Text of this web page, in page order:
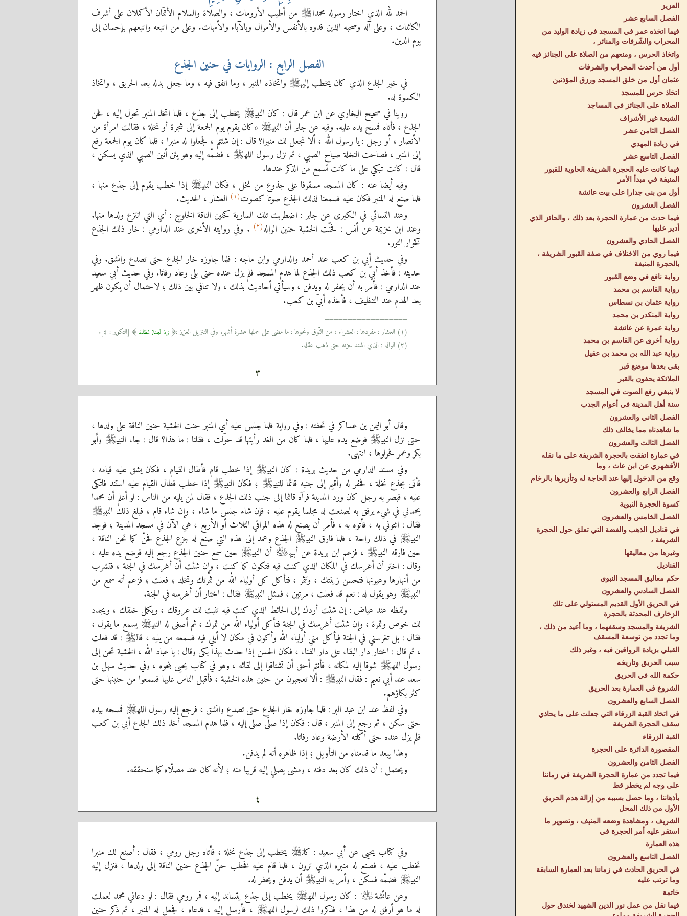
العزيز
الفصل السابع عشر
فيما اتخذه عمر في المسجد في زيادة الوليد من
المحراب والشّرفات والمنائر ،
واتخاذ الحرس ، ومنعهم من الصلاة على الجنائز فيه
أول من أحدث المحراب والشرفات
عثمان أول من خلق المسجد ورزق المؤذنين
اتخاذ حرس للمسجد
الصلاة على الجنائز في المساجد
الشيعة غير الأشراف
الفصل الثامن عشر
في زيادة المهدي
الفصل التاسع عشر
فيما كانت عليه الحجرة الشريفة الحاوية للقبور
المنيفة في مبدأ الأمر
أول من بنى جدارا على بيت عائشة
الفصل العشرون
فيما حدث من عمارة الحجرة بعد ذلك ، والحائز الذي
أدير عليها
الفصل الحادي والعشرون
فيما روي من الاختلاف في صفة القبور الشريفة ،
بالحجرة المنيفة
رواية نافع في وضع القبور
رواية القاسم بن محمد
رواية عثمان بن نسطاس
رواية المنكدر بن محمد
رواية عمرة عن عائشة
رواية أخرى عن القاسم بن محمد
رواية عبد الله بن محمد بن عقيل
بقي بعدها موضع قبر
الملائكة يحفون بالقبر
لا ينبغي رفع الصوت في المسجد
سنة أهل المدينة في أعوام الجدب
الفصل الثاني والعشرون
ما شاهدناه مما يخالف ذلك
الفصل الثالث والعشرون
في عمارة اتفقت بالحجرة الشريفة على ما نقله
الأقشهري عن ابن عاث ، وما
وقع من الدخول إليها عند الحاجة له وتأزيرها بالرخام
الفصل الرابع والعشرون
كسوة الحجرة النبوية
الفصل الخامس والعشرون
في قناديل الذهب والفضة التي تعلق حول الحجرة
الشريفة ،
وغيرها من معاليقها
القناديل
حكم معاليق المسجد النبوي
الفصل السادس والعشرون
في الحريق الأول القديم المستولي على تلك
الزخارف المحدثة بالحجرة
الشريفة والمسجد وسقفهما ، وما أعيد من ذلك ،
وما تجدد من توسعة المسقف
القبلي بزيادة الرواقين فيه ، وغير ذلك
سبب الحريق وتاريخه
حكمة الله في الحريق
الشروع في العمارة بعد الحريق
الفصل السابع والعشرون
في اتخاذ القبة الزرقاء التي جعلت على ما يحاذي
سقف الحجرة الشريفة
القبة الزرقاء
المقصورة الدائرة على الحجرة
الفصل الثامن والعشرون
فيما تجدد من عمارة الحجرة الشريفة في زماننا
على وجه لم يخطر قط
بأذهاننا ، وما حصل بسببه من إزالة هدم الحريق
الأول من ذلك المحل
الشريف ، ومشاهدة وضعه المنيف ، وتصوير ما
استقر عليه أمر الحجرة في
هذه العمارة
الفصل التاسع والعشرون
في الحريق الحادث في زماننا بعد العمارة السابقة
وما ترتب عليه
خاتمة
فيما نقل من عمل نور الدين الشهيد لخندق حول
الحمد لله الذي اختار رسوله محمداصلى‌الله‌عليه‌وسلم من أطيب الأرومات ، والصلاة والسلام الأتمّان الأكملان على أشرف
الكائنات ، وعلى آله وصحبه الذين فدوه بالأنفس والأموال وبالآباء والأمهات. وعلى من اتبعه واتبعهم بإحسان إلى
يوم الدين.
الفصل الرابع : الروايات في حنين الجذع
في خبر الجذع الذي كان يخطب إليهصلى‌الله‌عليه‌وسلم واتخاذه المنبر ، وما اتفق فيه ، وما جعل بدله بعد الحريق ، واتخاذ
الكسوة له.
روينا في صحيح البخاري عن ابن عمر قال : كان النبيصلى‌الله‌عليه‌وسلم يخطب إلى جذع ، فلما اتخذ المنبر تحول إليه ، فحن
الجذع ، فأتاه فمسح يده عليه. وفيه عن جابر أن النبيصلى‌الله‌عليه‌وسلم «كان يقوم يوم الجمعة إلى شجرة أو نخلة ، فقالت امرأة من
الأنصار ، أو رجل : يا رسول الله ، ألا نجعل لك منبرا؟ قال : إن شئتم ، فجعلوا له منبرا ، فلما كان يوم الجمعة رفع
إلى المنبر ، فصاحت النخلة صياح الصبي ، ثم نزل رسول اللهصلى‌الله‌عليه‌وسلم ، فضمّه إليه وهو يئن أنين الصبي الذي يسكن ،
قال : كانت تبكي على ما كانت تسمع من الذكر عندها.
وفيه أيضا عنه : كان المسجد مسقوفا على جذوع من نخل ، فكان النبيصلى‌الله‌عليه‌وسلم إذا خطب يقوم إلى جذع منها ،
فلما صنع له المنبر فكان عليه فسمعنا لذلك الجذع صوتا كصوت(١)
العشار ، الحديث.
وعند النسائي في الكبرى عن جابر : اضطربت تلك السارية كحنين الناقة الخلوج : أي التي انتزع ولدها منها.
وعند ابن خزيمة عن أنس : فحنّت الخشبة حنين الواله(٢)
. وفي روايته الأخرى عند الدارمي : خار ذلك الجذع
كخوار الثور.
وفي حديث أبي بن كعب عند أحمد والدارمي وابن ماجه : فلما جاوزه خار الجذع حتى تصدع وانشق. وفي
حديثه : فأخذ أبيّ بن كعب ذلك الجذع لما هدم المسجد فلم يزل عنده حتى بلى وعاد رفاتا. وفي حديث أبي سعيد
عند الدارمي : فأمر به أن يحفر له ويدفن ، وسيأتي أحاديث بذلك ، ولا تنافي بين ذلك ؛ لاحتمال أن يكون ظهر
بعد الهدم عند التنظيف ، فأخذه أبيّ بن كعب.
__________________
(١) العشار : مفردها : العشراء ، من النّوق ونحوها : ما مضى على حملها عشرة أشهر. وفي التنزيل العزيز : ( وَإِذَا الْعِشارُ عُطِّلَتْ ) [التكوير : ٤].
(٢) الواله : الذي اشتد حزنه حتى ذهب عقله.
٣
وقال أبو اليمن بن عساكر في تحفته : وفي رواية فلما جلس عليه أي المنبر حنت الخشبة حنين الناقة على ولدها ،
حتى نزل النبيصلى‌الله‌عليه‌وسلم فوضع يده عليها ، فلما كان من الغد رأيتها قد حوّلت ، فقلنا : ما هذا؟ قال : جاء النبيصلى‌الله‌عليه‌وسلم وأبو
بكر وعمر فحولوها ، انتهى.
وفي مسند الدارمي من حديث بريدة : كان النبيصلى‌الله‌عليه‌وسلم إذا خطب قام فأطال القيام ، فكان يشق عليه قيامه ،
فأتى بجذع نخلة ، فحفر له وأقيم إلى جنبه قائما للنبيصلى‌الله‌عليه‌وسلم ؛ فكان النبيصلى‌الله‌عليه‌وسلم إذا خطب فطال القيام عليه استند فاتكى
عليه ، فبصر به رجل كان ورد المدينة فرآه قائما إلى جنب ذلك الجذع ، فقال لمن يليه من الناس : لو أعلم أن محمدا
يحمدني في شيء يرفق به لصنعت له مجلسا يقوم عليه ، فإن شاء جلس ما شاء ، وإن شاء قام ، فبلغ ذلك النبيصلى‌الله‌عليه‌وسلم
فقال : ائتوني به ، فأتوه به ، فأمر أن يصنع له هذه المراقي الثلاث أو الأربع ، هي الآن في مسجد المدينة ؛ فوجد
النبيصلى‌الله‌عليه‌وسلم في ذلك راحة ، فلما فارق النبيصلى‌الله‌عليه‌وسلم الجذع وعمد إلى هذه التي صنع له جزع الجذع فحنّ كما تحن الناقة ،
حين فارقه النبيصلى‌الله‌عليه‌وسلم ، فزعم ابن بريدة عن أبيهرضي‌الله‌عنه أن النبيصلى‌الله‌عليه‌وسلم حين سمع حنين الجذع رجع إليه فوضع يده عليه ،
وقال : اختر أن أغرسك في المكان الذي كنت فيه فتكون كما كنت ، وإن شئت أن أغرسك في الجنة ، فتشرب
من أنهارها وعيونها فتحسن زينتك ، وتثمر ، فتأكل كل أولياء الله من ثمرتك وتخلد ؛ فعلت ؛ فزعم أنه سمع من
النبيصلى‌الله‌عليه‌وسلم وهو يقول له : نعم قد فعلت ، مرتين ، فسئل النبيصلى‌الله‌عليه‌وسلم فقال : اختار أن أغرسه في الجنة.
ولفظه عند عياض : إن شئت أردك إلى الحائط الذي كنت فيه تنبت لك عروقك ، ويكمل خلقك ، ويجدد
لك خوص وثمرة ، وإن شئت أغرسك في الجنة فتأكل أولياء الله من ثمرك ، ثم أصغى له النبيصلى‌الله‌عليه‌وسلم يسمع ما يقول ،
فقال : بل تغرسني في الجنة فيأكل مني أولياء الله وأكون في مكان لا أبلي فيه فسمعه من يليه ، قالصلى‌الله‌عليه‌وسلم : قد فعلت
، ثم قال : اختار دار البقاء على دار الفناء ، فكان الحسن إذا حدث بهذا بكى وقال : يا عباد الله ، الخشبة تحن إلى
رسول اللهصلى‌الله‌عليه‌وسلم شوقا إليه لمكانه ، فأنتم أحق أن تشتاقوا إلى لقائه ، وهو في كتاب يحيى بنحوه ، وفي حديث سهل بن
سعد عند أبي نعيم : فقال النبيصلى‌الله‌عليه‌وسلم : ألا تعجبون من حنين هذه الخشبة ، فأقبل الناس عليها فسمعوا من حنينها حتى
كثر بكاؤهم.
وفي لفظ عند ابن عبد البر : فلما جاوزه خار الجذع حتى تصدع وانشق ، فرجع إليه رسول اللهصلى‌الله‌عليه‌وسلم فمسحه بيده
حتى سكن ، ثم رجع إلى المنبر ، قال : فكان إذا صلّى صلى إليه ، فلما هدم المسجد أخذ ذلك الجذع أبي بن كعب
فلم يزل عنده حتى أكلته الأرضة وعاد رفاتا.
وهذا يبعد ما قدمناه من التأويل ؛ إذا ظاهره أنه لم يدفن.
ويحتمل : أن ذلك كان بعد دفنه ، ومشى يصلي إليه قريبا منه ؛ لأنه كان عند مصلّاه كما سنحققه.
٤
وفي كتاب يحيى عن أبي سعيد : كانصلى‌الله‌عليه‌وسلم يخطب إلى جذع نخلة ، فأتاه رجل رومي ، فقال : أصنع لك منبرا
تخطب عليه ، فصنع له منبره الذي ترون ، فلما قام عليه فخطب حنّ الجذع حنين الناقة إلى ولدها ، فنزل إليه
النبيصلى‌الله‌عليه‌وسلم فضمّه فسكن ، وأمر به النبيصلى‌الله‌عليه‌وسلم أن يدفن ويحفر له.
وعن عائشةرضي‌الله‌عنها : كان رسول اللهصلى‌الله‌عليه‌وسلم يخطب إلى جذع يتساند إليه ، فمر رومي فقال : لو دعاني محمد لعملت
له ما هو أرفق له من هذا ، فذكروا ذلك لرسول اللهصلى‌الله‌عليه‌وسلم ، فأرسل إليه ، فدعاه ، فجعل له المنبر ، ثم ذكر حنين